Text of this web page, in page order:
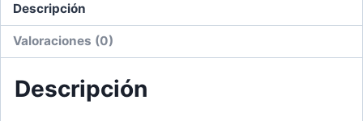
Descripción
Valoraciones (0)
Descripción